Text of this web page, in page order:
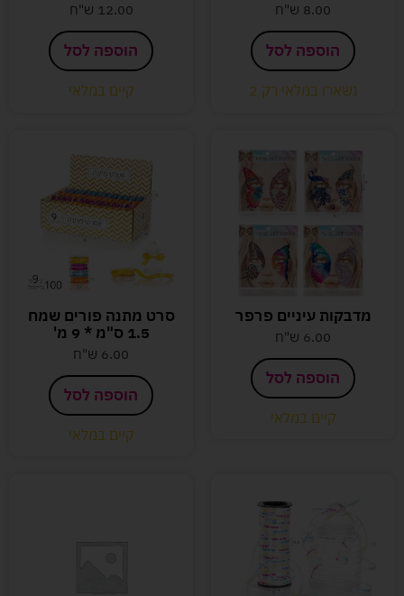
8.00 ש"ח
הוספה לסל
נשארו במלאי רק 2
12.00 ש"ח
הוספה לסל
קיים במלאי
מדבקות עיניים פרפר
6.00 ש"ח
הוספה לסל
קיים במלאי
סרט מתנה פורים שמח
1.5 ס"מ * 9 מ'
6.00 ש"ח
הוספה לסל
קיים במלאי